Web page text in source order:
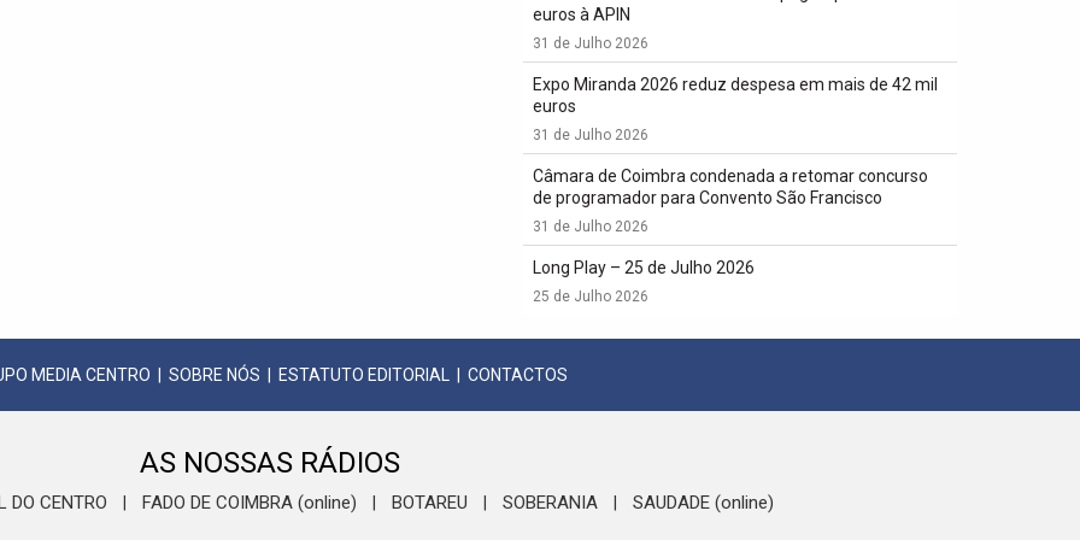
euros à APIN
31 de Julho 2026
Expo Miranda 2026 reduz despesa em mais de 42 mil
euros
31 de Julho 2026
Câmara de Coimbra condenada a retomar concurso
de programador para Convento São Francisco
31 de Julho 2026
Long Play – 25 de Julho 2026
25 de Julho 2026
MEDIA CENTRO SOBRE NÓS ESTATUTO EDITORIAL CONTACTOS
AS NOSSAS RÁDIOS
DO CENTRO FADO DE COIMBRA (online) BOTAREU SOBERANIA SAUDADE (online)